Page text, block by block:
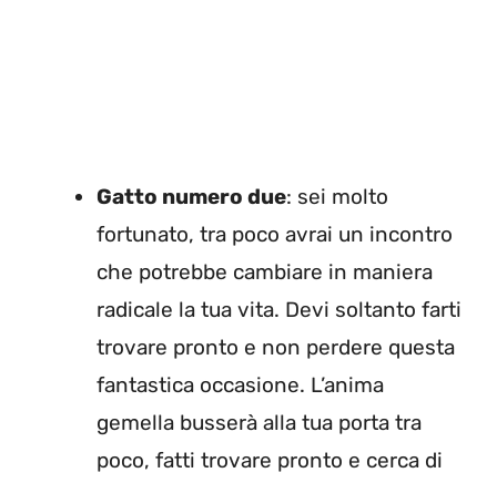
Gatto numero due: sei molto
fortunato, tra poco avrai un incontro
che potrebbe cambiare in maniera
radicale la tua vita. Devi soltanto farti
trovare pronto e non perdere questa
fantastica occasione. L’anima
gemella busserà alla tua porta tra
poco, fatti trovare pronto e cerca di